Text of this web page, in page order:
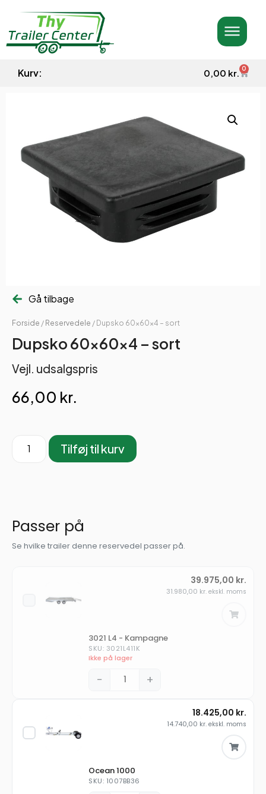
Kurv: 0,00 kr. 0
Gå tilbage
Forside / Reservedele / Dupsko 60x60x4 – sort
Dupsko 60x60x4 – sort
Vejl. udsalgspris
66,00 kr.
Tilføj til kurv
Passer på
Se hvilke trailer denne reservedel passer på.
3021 L4 - Kampagne
SKU: 3021L411K
Ikke på lager
− +
39.975,00 kr.
31.980,00 kr. ekskl. moms
Ocean 1000
SKU: 1007BB36
18.425,00 kr.
14.740,00 kr. ekskl. moms